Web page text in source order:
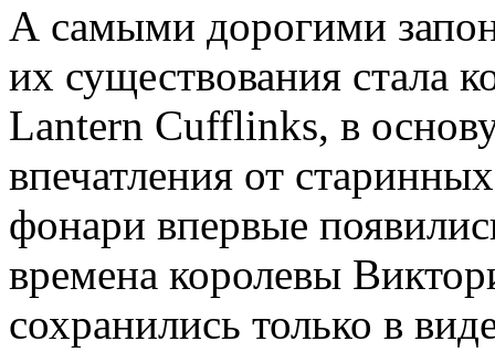
А самыми дорогими
их существования стала
Lantern Cufflinks, в
впечатления от
фонари впервые
времена королевы
сохранились только в